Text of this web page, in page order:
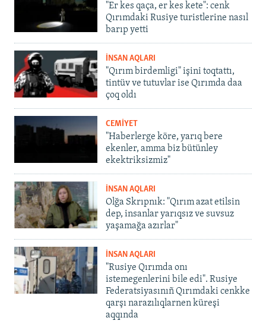
"Er kes qaça, er kes kete": cenk
Qırımdaki Rusiye turistlerine nasıl
barıp yetti
İNSAN AQLARI
"Qırım birdemligi" işini toqtattı,
tintüv ve tutuvlar ise Qırımda daa
çoq oldı
CEMİYET
"Haberlerge köre, yarıq bere
ekenler, amma biz bütünley
ekektriksizmiz"
İNSAN AQLARI
Olğa Skrıpnık: "Qırım azat etilsin
dep, insanlar yarıqsız ve suvsuz
yaşamağa azırlar"
İNSAN AQLARI
"Rusiye Qırımda onı
istemegenlerini bile edi". Rusiye
Federatsiyasınıñ Qırımdaki cenkke
qarşı narazılıqlarnen küreşi
aqqında